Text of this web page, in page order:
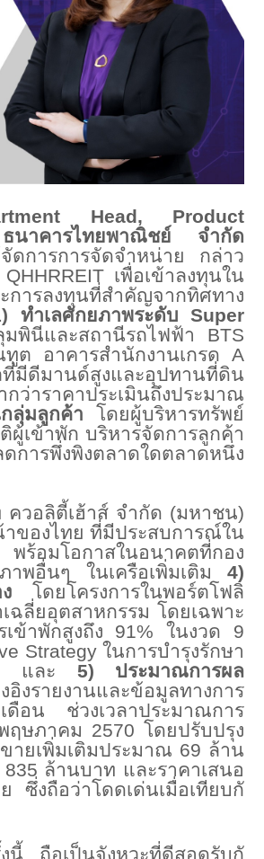
Head, Product
คารไทยพาณิชย์ จำกัด
จัดการการจัดจำหน่าย กล่าว
เพื่อเข้าลงทุนใน
การลงทุนที่สำคัญจากทิศทาง
ทำเลศักยภาพระดับ Super
พินีและสถานีรถไฟฟ้า BTS
ต อาคารสำนักงานเกรด A
มีดีมานด์สูงและอุปทานที่ดิน
กว่าราคาประเมินถึงประมาณ
ลุ่มลูกค้า โดยผู้บริหารทรัพย์
ผู้เข้าพัก บริหารจัดการลูกค้า
การพึ่งพิงตลาดใดตลาดหนึ่ง
ควอลิตี้เฮ้าส์ จำกัด (มหาชน)
ของไทย ที่มีประสบการณ์ใน
อมโอกาสในอนาคตที่กอง
าพอื่นๆ ในเครือเพิ่มเติม4)
โดยโครงการในพอร์ตโฟลิ
ฉลี่ยอุตสาหกรรม โดยเฉพาะ
ข้าพักสูงถึง 91% ในงวด 9
Strategy ในการบำรุงรักษา
และ 5) ประมาณการผล
อิงรายงานและข้อมูลทางการ
อน ช่วงเวลาประมาณการ
ษภาคม 2570 โดยปรับปรุง
ายเพิ่มเติมประมาณ 69 ล้าน
ล้านบาท และราคาเสนอ
ซึ่งถือว่าโดดเด่นเมื่อเทียบกั
นี้ ถือเป็นจังหวะที่ดีสอดรับกั